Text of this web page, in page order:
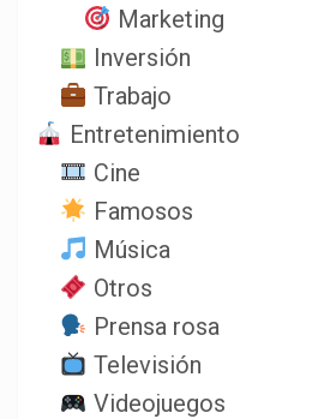
Marketing
Inversión
Trabajo
Entretenimiento
Cine
Famosos
Música
Otros
Prensa rosa
Televisión
Videojuegos